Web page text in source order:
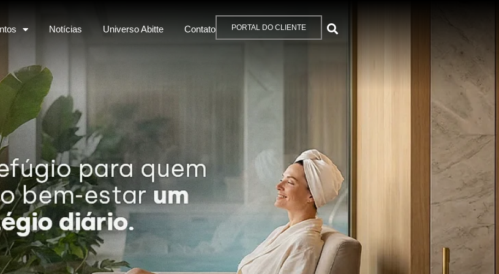
Notícias Universo Abitte Contato PORTAL DO CLIENTE